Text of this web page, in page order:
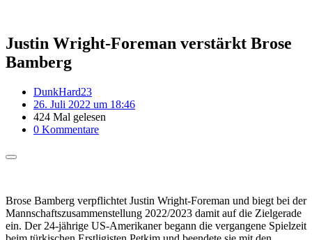
Justin Wright-Foreman verstärkt Brose
Bamberg
DunkHard23
26. Juli 2022 um 18:46
424 Mal gelesen
0 Kommentare
Brose Bamberg verpflichtet Justin Wright-Foreman und biegt bei der
Mannschaftszusammenstellung 2022/2023 damit auf die Zielgerade
ein. Der 24-jährige US-Amerikaner begann die vergangene Spielzeit